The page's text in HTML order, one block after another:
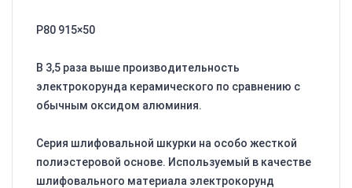
P80 915×50
В 3,5 раза выше производительность
электрокорунда керамического по сравнению с
обычным оксидом алюминия.
Серия шлифовальной шкурки на особо жесткой
полиэстеровой основе. Используемый в качестве
шлифовального материала электрокорунд